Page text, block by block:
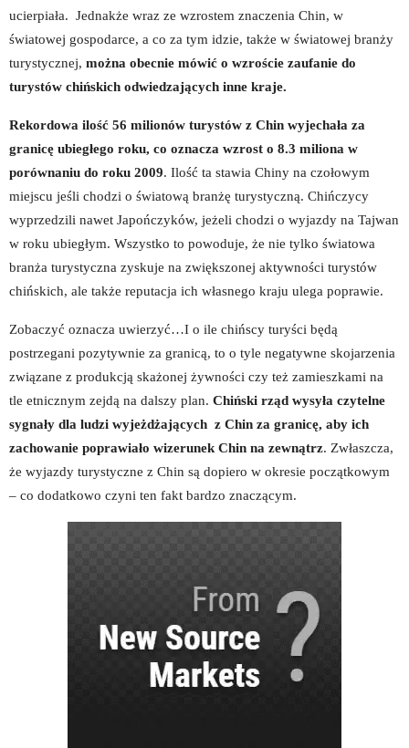
ucierpiała. Jednakże wraz ze wzrostem znaczenia Chin, w
światowej gospodarce, a co za tym idzie, także w światowej branży
turystycznej, można obecnie mówić o wzroście zaufanie do
turystów chińskich odwiedzających inne kraje.
Rekordowa ilość 56 milionów turystów z Chin wyjechała za
granicę ubiegłego roku, co oznacza wzrost o 8.3 miliona w
porównaniu do roku 2009. Ilość ta stawia Chiny na czołowym
miejscu jeśli chodzi o światową branżę turystyczną. Chińczycy
wyprzedzili nawet Japończyków, jeżeli chodzi o wyjazdy na Tajwan
w roku ubiegłym. Wszystko to powoduje, że nie tylko światowa
branża turystyczna zyskuje na zwiększonej aktywności turystów
chińskich, ale także reputacja ich własnego kraju ulega poprawie.
Zobaczyć oznacza uwierzyć…I o ile chińscy turyści będą
postrzegani pozytywnie za granicą, to o tyle negatywne skojarzenia
związane z produkcją skażonej żywności czy też zamieszkami na
tle etnicznym zejdą na dalszy plan. Chiński rząd wysyła czytelne
sygnały dla ludzi wyjeżdżających z Chin za granicę, aby ich
zachowanie poprawiało wizerunek Chin na zewnątrz. Zwłaszcza,
że wyjazdy turystyczne z Chin są dopiero w okresie początkowym
– co dodatkowo czyni ten fakt bardzo znaczącym.